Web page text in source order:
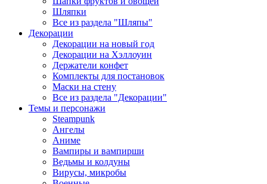
Шляпки
Все из раздела "Шляпы"
Декорации
Декорации на новый год
Декорации на Хэллоуин
Держатели конфет
Комплекты для постановок
Маски на стену
Все из раздела "Декорации"
Темы и персонажи
Steampunk
Ангелы
Аниме
Вампиры и вампирши
Ведьмы и колдуны
Вирусы, микробы